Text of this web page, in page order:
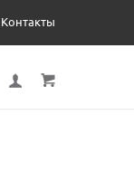
Контакты